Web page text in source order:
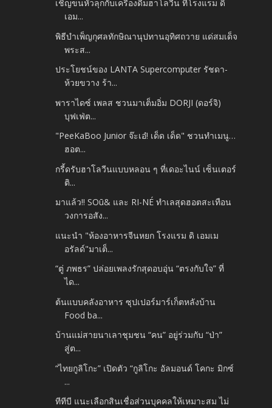
เชิญขนหัวลุกกับเครื่องดื่มฮาโลวีน ที่โรงแรม ดิ
เอม...
พิธีบำเพ็ญกุศลทักษิณานุปทานอุทิศถวาย แด่สมเด็จ
พระส...
ประโยชน์ของ LANTA Supercomputer รัชดา-
ห้วยขวาง ร้า...
พาราไดซ์ เพลส ชวนมาเต็มอิ่ม DORJI (ดอร์จิ)
บุฟเฟ่ต...
"PeeKaBoo Junior จ๊ะเอ๋! เด็ด เด็ด" ชวนทำเมนู…
ฮอต...
กรี้ดรับฮาโลวีนแบบหลอน ๆ ที่เดอะไนน์ เซ็นเตอร์
ติ...
มาแล้ว!! SOū& และ RI-NÉ ทำเลสุดฮอตสะเทือน
วงการอสัง...
แนะนำ "ห้องอาหารจีนหยก โรงแรม ดิ เอมเม
อรัลด์"มาเต็...
“ตู่ ภพธร” ปล่อยเพลงรักสุดอบอุ่น “ตรงกับใจ” ที่
ได...
ต้นแบบคลังอาหาร ซุปเปอร์มาร์เก็ตหลังบ้าน
Food ba...
บ้านแม่สายนาเลาชุมชน “คน” อยู่ร่วมกับ “ป่า”
สู่ต...
“ไทยกูลิโกะ” เปิดตัว “กูลิโกะ อัลมอนด์ โคกะ มิกซ์
...
ทีทีบี แนะเลือกสินเชื่อส่วนบุคคลให้เหมาะสม ไม่